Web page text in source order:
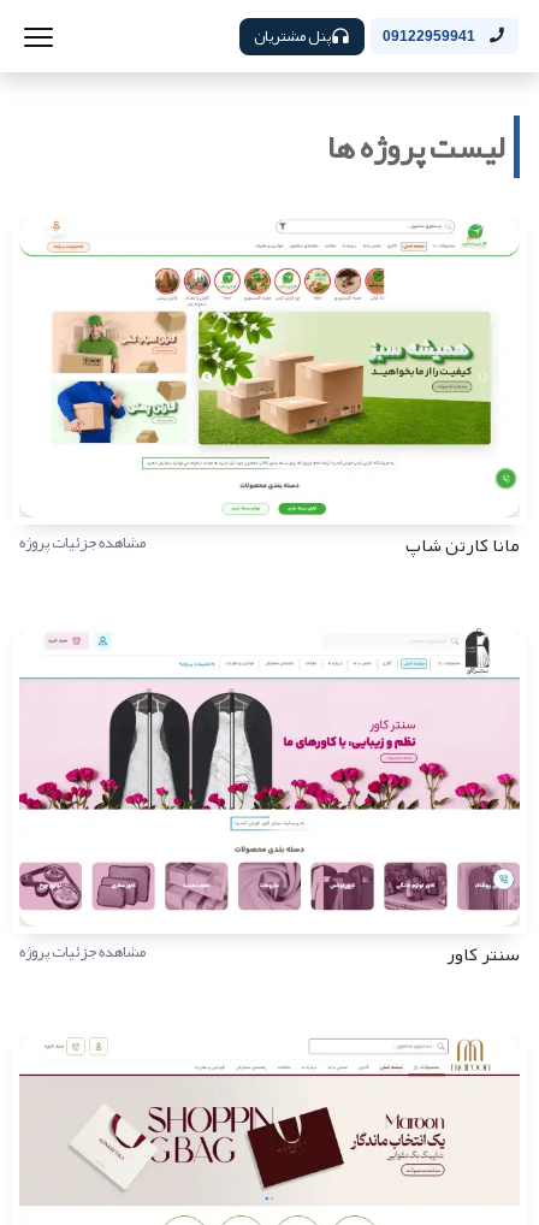
09122959941 پنل مشتریان
لیست پروژه ها
مانا کارتن شاپ مشاهده جزئیات پروژه
سنتر کاور مشاهده جزئیات پروژه